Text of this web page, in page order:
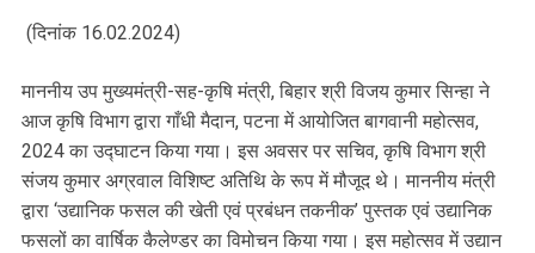
(दिनांक 16.02.2024)
माननीय उप मुख्यमंत्री-सह-कृषि मंत्री, बिहार श्री विजय कुमार सिन्हा ने
आज कृषि विभाग द्वारा गाँधी मैदान, पटना में आयोजित बागवानी महोत्सव,
2024 का उद्घाटन किया गया। इस अवसर पर सचिव, कृषि विभाग श्री
संजय कुमार अग्रवाल विशिष्ट अतिथि के रूप में मौजूद थे। माननीय मंत्री
द्वारा ‘उद्यानिक फसल की खेती एवं प्रबंधन तकनीक’ पुस्तक एवं उद्यानिक
फसलों का वार्षिक कैलेण्डर का विमोचन किया गया। इस महोत्सव में उद्यान